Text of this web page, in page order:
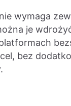
wymaga
je
bez